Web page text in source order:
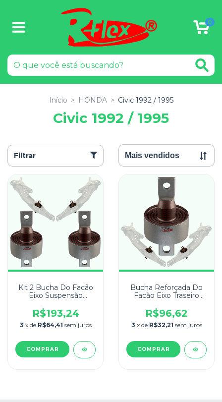
0
Início > HONDA > Civic 1992 / 1995
Civic 1992 / 1995
Filtrar
Kit 2 Bucha Do Facão
Eixo Suspensão
1992/2000
R$193,24
3 x de R$64,41 sem juros
Bucha Reforçada Do
Facão Eixo Traseiro
1992/2000
R$96,62
3 x de R$32,21 sem juros